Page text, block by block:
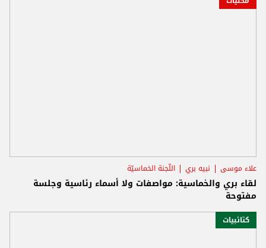
علاء موسى نبيه بري اللّجنة الخماسيّة
لقاء بري والخماسية: مواصفات ولا أسماء رئاسية وجلسة
مفتوحة
كتائبيات